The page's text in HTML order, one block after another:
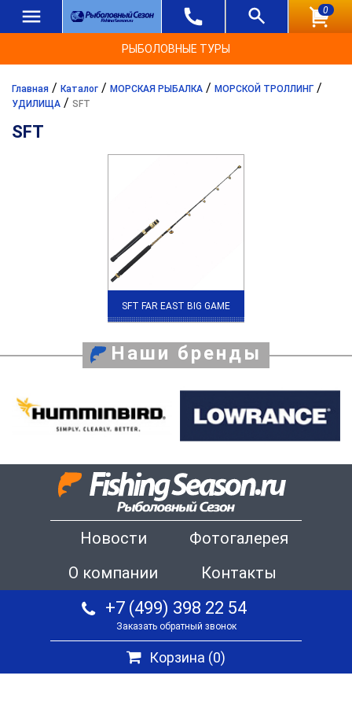
0
РЫБОЛОВНЫЕ ТУРЫ
Главная / Каталог / МОРСКАЯ РЫБАЛКА / МОРСКОЙ ТРОЛЛИНГ /
УДИЛИЩА / SFT
SFT
SFT FAR EAST BIG GAME
Наши бренды
Новости
Фотогалерея
О компании
Контакты
+7 (499) 398 22 54
Заказать обратный звонок
Корзина (0)